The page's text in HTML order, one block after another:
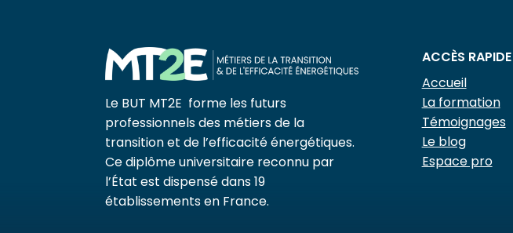
Le BUT MT2E forme les futurs
professionnels des métiers de la
transition et de l’efficacité énergétiques.
Ce diplôme universitaire reconnu par
l’État est dispensé dans 19
établissements en France.
ACCÈS RAPIDE
Accueil
La formation
Témoignages
Le blog
Espace pro